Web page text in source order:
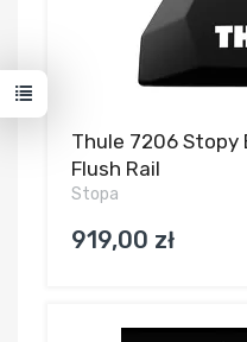
Thule 7206 Stopy
Flush Rail
Stopa
919,00 zł